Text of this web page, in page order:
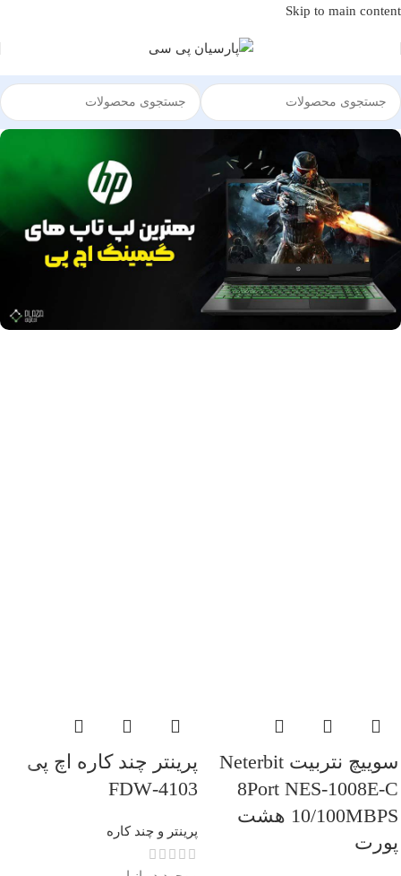
Skip to main content
سوییچ نتربیت Neterbit
8Port NES-1008E-C
10/100MBPS هشت
پورت
پرینتر چند کاره اچ پی
4103-FDW
پرینتر و چند کاره